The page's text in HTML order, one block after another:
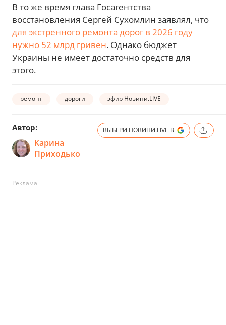
В то же время глава Госагентства
восстановления Сергей Сухомлин заявлял, что
для экстренного ремонта дорог в 2026 году
нужно 52 млрд гривен. Однако бюджет
Украины не имеет достаточно средств для
этого.
ремонт дороги эфир Новини.LIVE
Автор:
Карина
Приходько
ВЫБЕРИ НОВИНИ.LIVE В
Реклама